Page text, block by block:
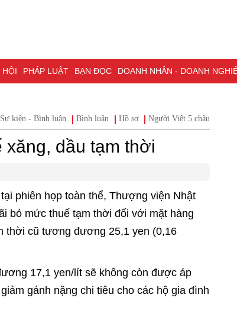
PHÁP LUẬT BẠN ĐỌC DOANH NHÂN - DOANH NGHIỆP
NGHỊ QUYẾT 57
BIỂU TOÀN QUỐC LẦN THỨ XIV CỦA ĐẢNG ĐỢT THI ĐUA
kiện - Bình luận Bình luận Hồ sơ Người Việt 5 châu
dầu tạm thời
phiên họp toàn thể, Thượng viện Nhật
bỏ mức thuế tạm thời đối với mặt hàng
thời cũ tương đương 25,1 yen (0,16
17,1 yen/lít sẽ không còn được áp
gánh nặng chi tiêu cho các hộ gia đình